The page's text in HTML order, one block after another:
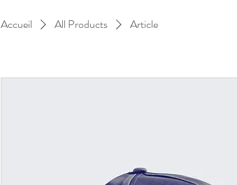
Accueil All Products Article